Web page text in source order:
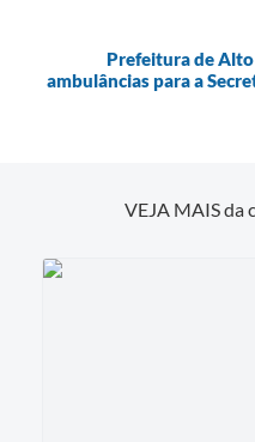
Prefeitura de
ambulâncias para a
VEJA MAIS da